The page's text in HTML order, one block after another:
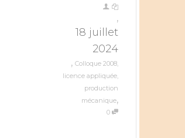
,
18 juillet
2024
, Colloque 2008,
licence appliquée,
production
mécanique,
0